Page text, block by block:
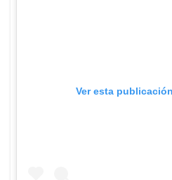
Ver esta